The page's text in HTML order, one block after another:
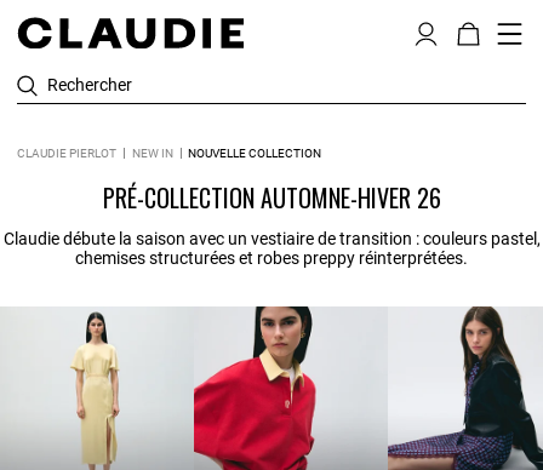
Rechercher
CLAUDIE PIERLOT NEW IN NOUVELLE COLLECTION
PRÉ-COLLECTION AUTOMNE-HIVER 26
Claudie débute la saison avec un vestiaire de transition : couleurs pastel,
chemises structurées et robes preppy réinterprétées.